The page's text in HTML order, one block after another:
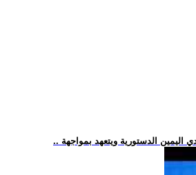
اليمين الدستورية ويتعهد بمواجهة